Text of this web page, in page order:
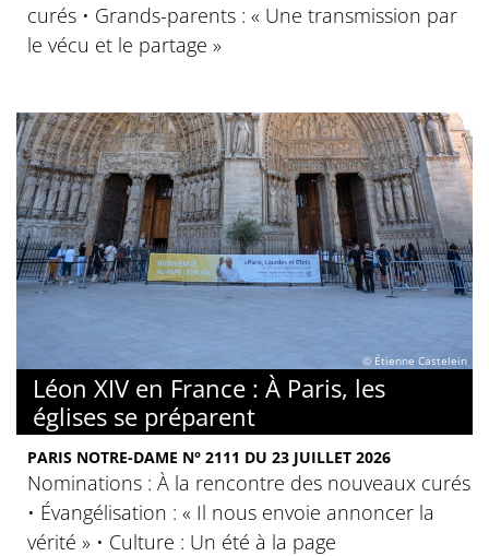
curés • Grands-parents : « Une transmission par
le vécu et le partage »
© Étienne Castelein
Léon XIV en France : À Paris, les
églises se préparent
PARIS NOTRE-DAME N° 2111 DU 23 JUILLET 2026
Nominations : À la rencontre des nouveaux curés
• Évangélisation : « Il nous envoie annoncer la
vérité » • Culture : Un été à la page